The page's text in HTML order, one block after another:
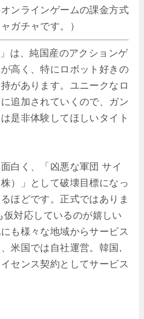
ンラインゲームの課金方式
ガチャです。）
は、純国産のアクションゲ
高く、特にロボット好きの
があります。ユニークなロ
追加されていくので、ガン
是非体験してほしいタイト
白く、「凶悪な軍団 サイ
）」として破壊目標になっ
ほどです。正式ではありま
対応しているのが嬉しい
も様々な地域からサービス
米国では自社運営。韓国,
センス契約としてサービス